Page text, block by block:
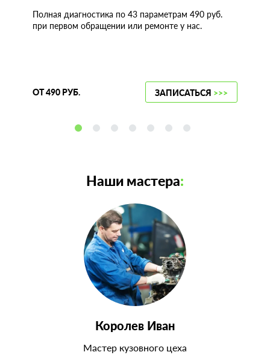
Полная диагностика по 43 параметрам 490 руб.
при первом обращении или ремонте у нас.
ОТ 490 РУБ. ЗАПИСАТЬСЯ >>>
Наши мастера:
Королев Иван
Мастер кузовного цеха